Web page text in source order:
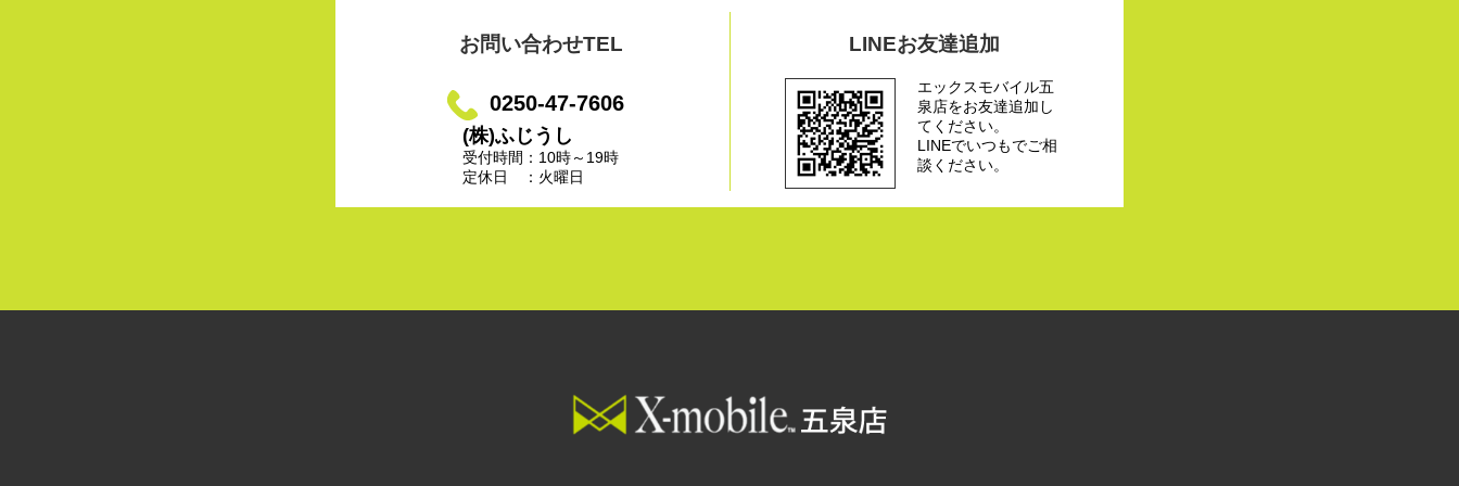
お問い合わせTEL
0250-47-7606
(株)ふじうし
受付時間：10時～19時
定休日 ：火曜日
LINEお友達追加
エックスモバイル五
泉店をお友達追加し
てください。
LINEでいつもでご相
談ください。